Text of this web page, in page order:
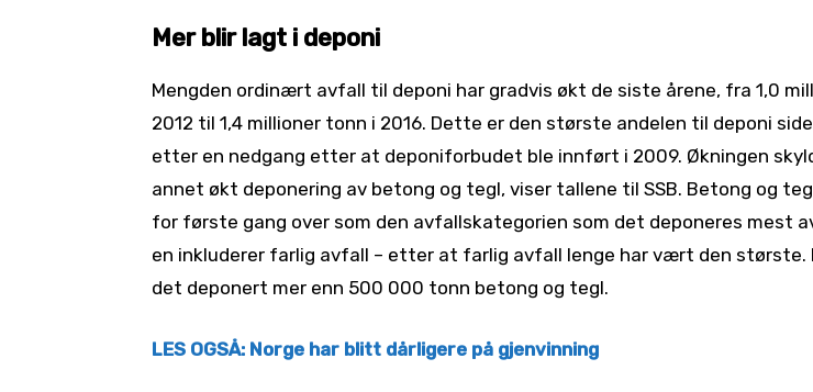
Mer blir lagt i deponi
Mengden ordinært avfall til deponi har gradvis økt de siste årene, fra 1,0
2012 til 1,4 millioner tonn i 2016. Dette er den største andelen til deponi
etter en nedgang etter at deponiforbudet ble innført i 2009. Økningen
annet økt deponering av betong og tegl, viser tallene til SSB. Betong og
for første gang over som den avfallskategorien som det deponeres mest
en inkluderer farlig avfall – etter at farlig avfall lenge har vært den største.
det deponert mer enn 500 000 tonn betong og tegl.
LES OGSÅ: Norge har blitt dårligere på gjenvinning